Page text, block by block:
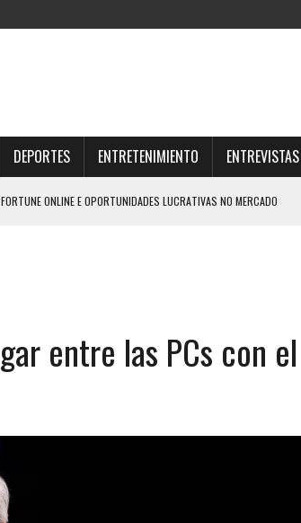
DEPORTES ENTRETENIMIENTO ENTREVISTAS
ONLINE E OPORTUNIDADES LUCRATIVAS NO MERCADO
FORTUNE CASINO ONLINE
entre las PCs con el